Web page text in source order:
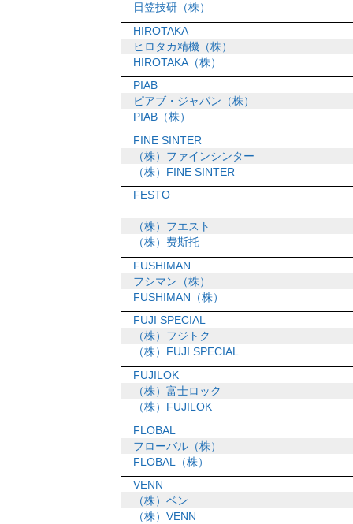
日笠技研（株）
HIROTAKA
ヒロタカ精機（株）
HIROTAKA（株）
PIAB
ピアブ・ジャパン（株）
PIAB（株）
FINE SINTER
（株）ファインシンター
（株）FINE SINTER
FESTO
（株）フエスト
（株）费斯托
FUSHIMAN
フシマン（株）
FUSHIMAN（株）
FUJI SPECIAL
（株）フジトク
（株）FUJI SPECIAL
FUJILOK
（株）富士ロック
（株）FUJILOK
FLOBAL
フローバル（株）
FLOBAL（株）
VENN
（株）ベン
（株）VENN